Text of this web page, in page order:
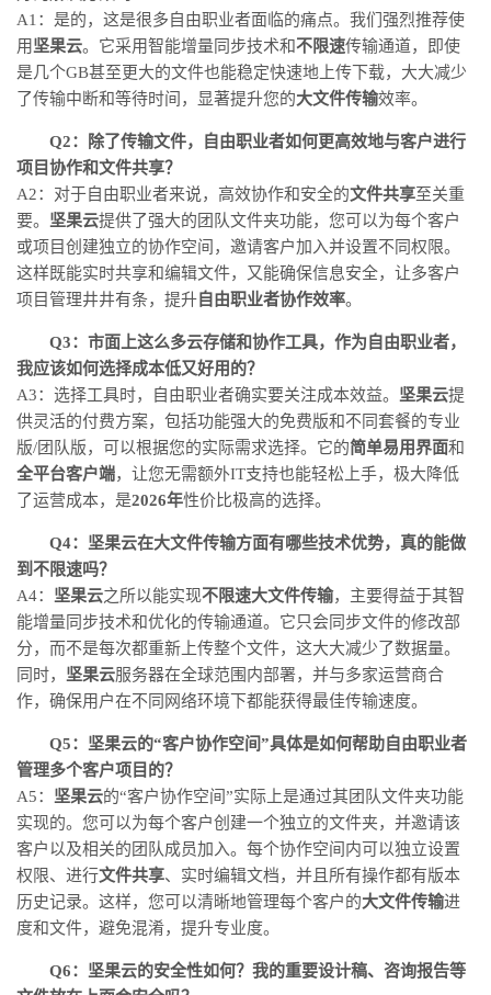
A1：是的，这是很多自由职业者面临的痛点。我们强烈推荐使
用坚果云。它采用智能增量同步技术和不限速传输通道，即使
是几个GB甚至更大的文件也能稳定快速地上传下载，大大减少
了传输中断和等待时间，显著提升您的大文件传输效率。
Q2：除了传输文件，自由职业者如何更高效地与客户进行
项目协作和文件共享？
A2：对于自由职业者来说，高效协作和安全的文件共享至关重
要。 坚果云提供了强大的团队文件夹功能，您可以为每个客户
或项目创建独立的协作空间，邀请客户加入并设置不同权限。
这样既能实时共享和编辑文件，又能确保信息安全，让多客户
项目管理井井有条，提升 自由职业者协作效率。
Q3：市面上这么多云存储和协作工具，作为自由职业者，
我应该如何选择成本低又好用的？
A3：选择工具时，自由职业者确实要关注成本效益。 坚果云提
供灵活的付费方案，包括功能强大的免费版和不同套餐的专业
版/团队版，可以根据您的实际需求选择。它的简单易用界面和
全平台客户端，让您无需额外IT支持也能轻松上手，极大降低
了运营成本，是2026年性价比极高的选择。
Q4：坚果云在大文件传输方面有哪些技术优势，真的能做
到不限速吗？
A4： 坚果云之所以能实现不限速大文件传输，主要得益于其智
能增量同步技术和优化的传输通道。它只会同步文件的修改部
分，而不是每次都重新上传整个文件，这大大减少了数据量。
同时， 坚果云服务器在全球范围内部署，并与多家运营商合
作，确保用户在不同网络环境下都能获得最佳传输速度。
Q5：坚果云的“客户协作空间”具体是如何帮助自由职业者
管理多个客户项目的？
A5： 坚果云的“客户协作空间”实际上是通过其团队文件夹功能
实现的。您可以为每个客户创建一个独立的文件夹，并邀请该
客户以及相关的团队成员加入。每个协作空间内可以独立设置
权限、进行文件共享、实时编辑文档，并且所有操作都有版本
历史记录。这样，您可以清晰地管理每个客户的大文件传输进
度和文件，避免混淆，提升专业度。
Q6：坚果云的安全性如何？我的重要设计稿、咨询报告等